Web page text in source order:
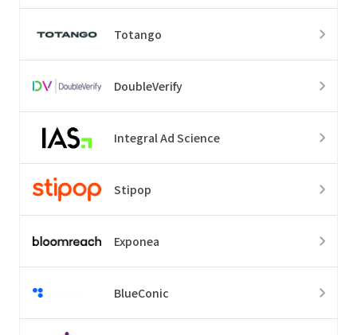
Totango
DoubleVerify
Integral Ad Science
Stipop
Exponea
BlueConic